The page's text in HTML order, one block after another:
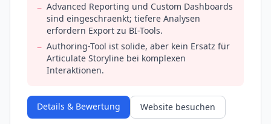
− Advanced Reporting und Custom Dashboards
sind eingeschraenkt; tiefere Analysen
erfordern Export zu BI-Tools.
− Authoring-Tool ist solide, aber kein Ersatz für
Articulate Storyline bei komplexen
Interaktionen.
Details & Bewertung Website besuchen